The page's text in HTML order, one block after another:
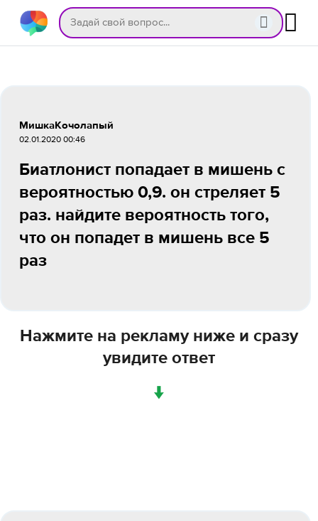
МишкаКочолапый
02.01.2020 00:46
Биатлонист попадает в мишень с
вероятностью 0,9. он стреляет 5
раз. найдите вероятность того,
что он попадет в мишень все 5
раз
Нажмите на рекламу ниже и сразу
увидите ответ
↓